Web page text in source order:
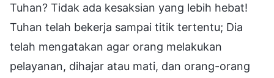
Tuhan? Tidak ada kesaksian yang lebih hebat!
Tuhan telah bekerja sampai titik tertentu; Dia
telah mengatakan agar orang melakukan
pelayanan, dihajar atau mati, dan orang-orang